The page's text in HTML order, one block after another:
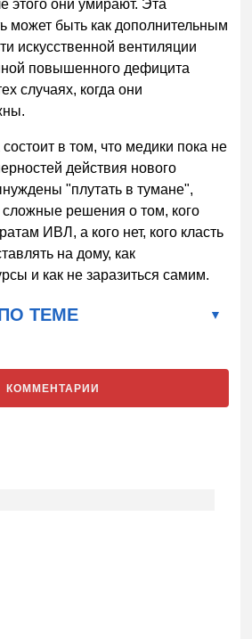
этого они умирают. Эта
может быть как дополнительным
искусственной вентиляции
повышенного дефицита
случаях, когда они
в том, что медики пока не
действия нового
"плутать в тумане",
решения о том, кого
ИВЛ, а кого нет, кого класть
на дому, как
и как не заразиться самим.
ТЕМЕ
КОММЕНТАРИИ